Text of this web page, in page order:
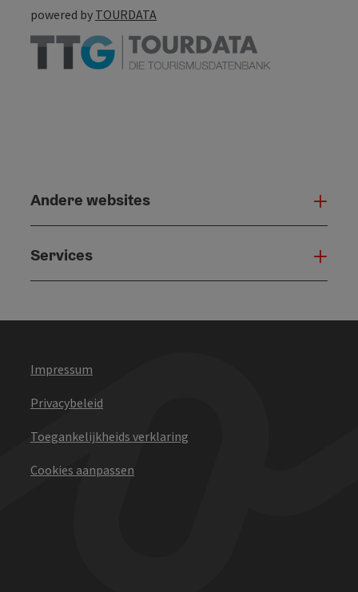
powered by TOURDATA
Andere websites
Services
Impressum
Privacybeleid
Toegankelijkheids verklaring
Cookies aanpassen